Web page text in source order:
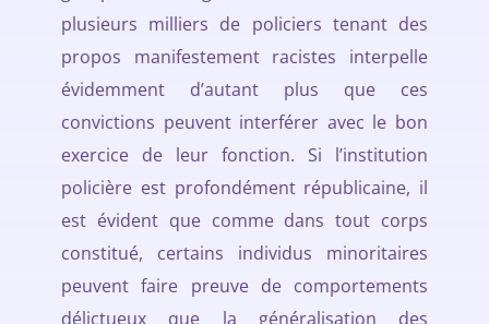
plusieurs milliers de policiers tenant des
propos manifestement racistes interpelle
évidemment d’autant plus que ces
convictions peuvent interférer avec le bon
exercice de leur fonction. Si l’institution
policière est profondément républicaine, il
est évident que comme dans tout corps
constitué, certains individus minoritaires
peuvent faire preuve de comportements
délictueux que la généralisation des